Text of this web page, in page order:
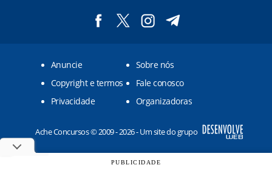
Anuncie
Sobre nós
Copyright e termos
Fale conosco
Privacidade
Organizadoras
Ache Concursos © 2009 - 2026 - Um site do grupo
PUBLICIDADE